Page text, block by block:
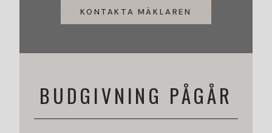
KONTAKTA MÄKLAREN
BUDGIVNING PÅGÅR